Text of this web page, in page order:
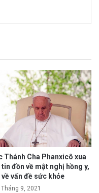
Thánh Cha Phanxicô xua
tin đồn về mật nghị hồng y,
về vấn đề sức khỏe
Tháng 9, 2021